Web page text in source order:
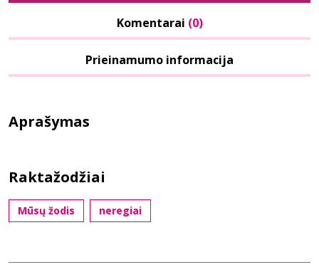
Komentarai (0)
Prieinamumo informacija
Aprašymas
Raktažodžiai
Mūsų žodis neregiai